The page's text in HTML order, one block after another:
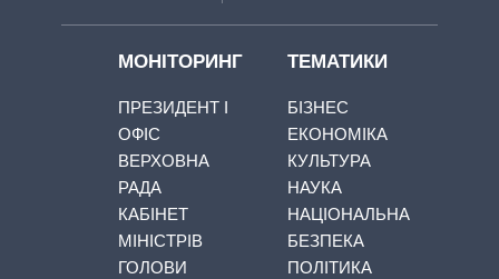
МОНІТОРИНГ
ПРЕЗИДЕНТ І
ОФІС
ВЕРХОВНА
РАДА
КАБІНЕТ
МІНІСТРІВ
ГОЛОВИ
ТЕМАТИКИ
БІЗНЕС
ЕКОНОМІКА
КУЛЬТУРА
НАУКА
НАЦІОНАЛЬНА
БЕЗПЕКА
ПОЛІТИКА